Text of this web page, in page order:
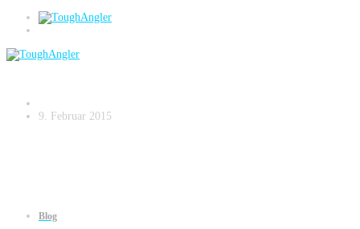
Blog
Zanderangeln am Strom – small.026
9. Februar 2015